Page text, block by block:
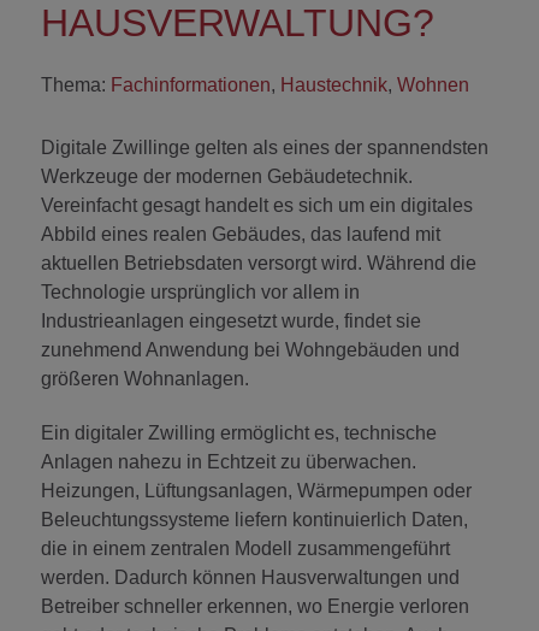
HAUSVERWALTUNG?
Thema: Fachinformationen, Haustechnik, Wohnen
Digitale Zwillinge gelten als eines der spannendsten
Werkzeuge der modernen Gebäudetechnik.
Vereinfacht gesagt handelt es sich um ein digitales
Abbild eines realen Gebäudes, das laufend mit
aktuellen Betriebsdaten versorgt wird. Während die
Technologie ursprünglich vor allem in
Industrieanlagen eingesetzt wurde, findet sie
zunehmend Anwendung bei Wohngebäuden und
größeren Wohnanlagen.
Ein digitaler Zwilling ermöglicht es, technische
Anlagen nahezu in Echtzeit zu überwachen.
Heizungen, Lüftungsanlagen, Wärmepumpen oder
Beleuchtungssysteme liefern kontinuierlich Daten,
die in einem zentralen Modell zusammengeführt
werden. Dadurch können Hausverwaltungen und
Betreiber schneller erkennen, wo Energie verloren